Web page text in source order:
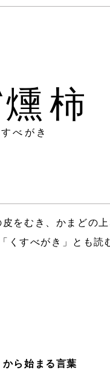
燻柿
べがき
皮をむき、かまどの
「くすべがき」とも読
から始まる言葉